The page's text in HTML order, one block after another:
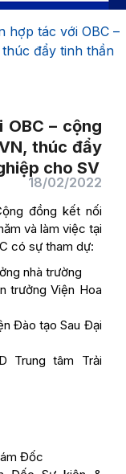
hợp tác với OBC –
đẩy tinh thần
– cộng
thúc đẩy
cho SV
18/02/2022
đồng kết nối
và làm việc tại
có sự tham dự:
nhà trường
trưởng Viện Hoa
Đào tạo Sau Đại
Trung tâm Trải
Đốc